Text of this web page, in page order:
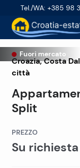
Tel./WA: +385 98
Fuori mercato
Croazia,Costa
città
Split
PREZZO
Su richiesta